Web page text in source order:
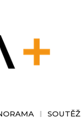
SOUTĚŽ